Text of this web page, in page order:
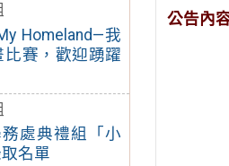
Homeland—我
賽，歡迎踴躍
務處典禮組「小
名單
公告內